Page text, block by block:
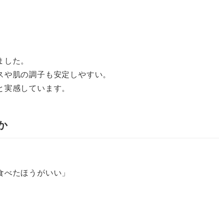
た。
肌の調子も安定しやすい。
実感しています。
たほうがいい」